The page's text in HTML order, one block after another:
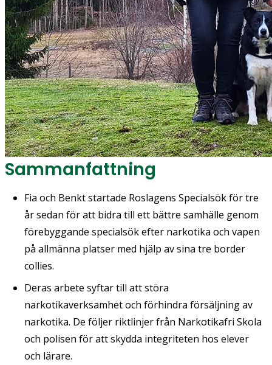
Sammanfattning
Fia och Benkt startade Roslagens Specialsök för tre
år sedan för att bidra till ett bättre samhälle genom
förebyggande specialsök efter narkotika och vapen
på allmänna platser med hjälp av sina tre border
collies.
Deras arbete syftar till att störa
narkotikaverksamhet och förhindra försäljning av
narkotika. De följer riktlinjer från Narkotikafri Skola
och polisen för att skydda integriteten hos elever
och lärare.